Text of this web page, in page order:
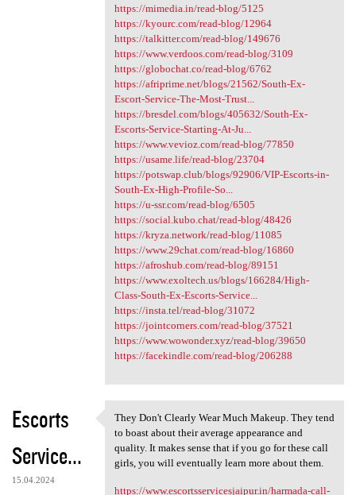
https://mimedia.in/read-blog/5125
https://kyourc.com/read-blog/12964
https://talkitter.com/read-blog/149676
https://www.verdoos.com/read-blog/3109
https://globochat.co/read-blog/6762
https://afriprime.net/blogs/21562/South-Ex-
Escort-Service-The-Most-Trust...
https://bresdel.com/blogs/405632/South-Ex-
Escorts-Service-Starting-At-Ju...
https://www.vevioz.com/read-blog/77850
https://usame.life/read-blog/23704
https://potswap.club/blogs/92906/VIP-Escorts-in-
South-Ex-High-Profile-So...
https://u-ssr.com/read-blog/6505
https://social.kubo.chat/read-blog/48426
https://kryza.network/read-blog/11085
https://www.29chat.com/read-blog/16860
https://afroshub.com/read-blog/89151
https://www.exoltech.us/blogs/166284/High-
Class-South-Ex-Escorts-Service...
https://insta.tel/read-blog/31072
https://jointcorners.com/read-blog/37521
https://www.wowonder.xyz/read-blog/39650
https://facekindle.com/read-blog/206288
Escorts
Service...
15.04.2024
They Don't Clearly Wear Much
They Don't Clearly Wear Much Makeup. They tend
to boast about their average appearance and
quality. It makes sense that if you go for these call
girls, you will eventually learn more about them.
https://www.escortsservicesjaipur.in/harmada-call-